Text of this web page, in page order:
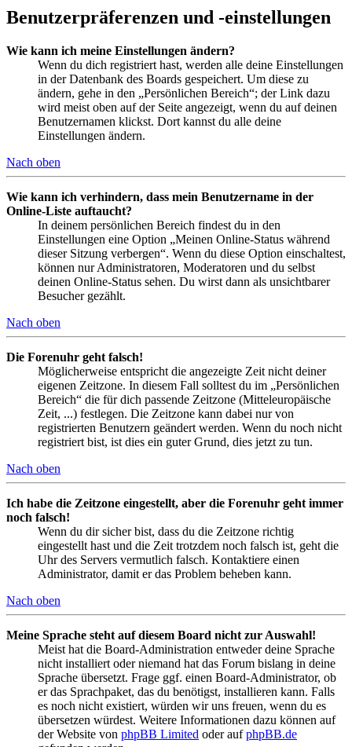
Benutzerpräferenzen und -einstellungen
Wie kann ich meine Einstellungen ändern?
Wenn du dich registriert hast, werden alle deine Einstellungen
in der Datenbank des Boards gespeichert. Um diese zu
ändern, gehe in den „Persönlichen Bereich“; der Link dazu
wird meist oben auf der Seite angezeigt, wenn du auf deinen
Benutzernamen klickst. Dort kannst du alle deine
Einstellungen ändern.
Nach oben
Wie kann ich verhindern, dass mein Benutzername in der
Online-Liste auftaucht?
In deinem persönlichen Bereich findest du in den
Einstellungen eine Option „Meinen Online-Status während
dieser Sitzung verbergen“. Wenn du diese Option einschaltest,
können nur Administratoren, Moderatoren und du selbst
deinen Online-Status sehen. Du wirst dann als unsichtbarer
Besucher gezählt.
Nach oben
Die Forenuhr geht falsch!
Möglicherweise entspricht die angezeigte Zeit nicht deiner
eigenen Zeitzone. In diesem Fall solltest du im „Persönlichen
Bereich“ die für dich passende Zeitzone (Mitteleuropäische
Zeit, ...) festlegen. Die Zeitzone kann dabei nur von
registrierten Benutzern geändert werden. Wenn du noch nicht
registriert bist, ist dies ein guter Grund, dies jetzt zu tun.
Nach oben
Ich habe die Zeitzone eingestellt, aber die Forenuhr geht immer
noch falsch!
Wenn du dir sicher bist, dass du die Zeitzone richtig
eingestellt hast und die Zeit trotzdem noch falsch ist, geht die
Uhr des Servers vermutlich falsch. Kontaktiere einen
Administrator, damit er das Problem beheben kann.
Nach oben
Meine Sprache steht auf diesem Board nicht zur Auswahl!
Meist hat die Board-Administration entweder deine Sprache
nicht installiert oder niemand hat das Forum bislang in deine
Sprache übersetzt. Frage ggf. einen Board-Administrator, ob
er das Sprachpaket, das du benötigst, installieren kann. Falls
es noch nicht existiert, würden wir uns freuen, wenn du es
übersetzen würdest. Weitere Informationen dazu können auf
der Website von phpBB Limited oder aufphpBB.de